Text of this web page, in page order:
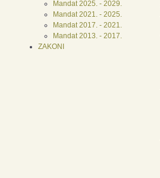
Mandat 2025. - 2029.
Mandat 2021. - 2025.
Mandat 2017. - 2021.
Mandat 2013. - 2017.
ZAKONI